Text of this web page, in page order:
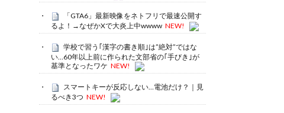
「GTA6」最新映像をネトフリで最速公開す
るよ！→なぜかXで大炎上中wwww NEW!
学校で習う｢漢字の書き順｣は”絶対”ではな
い…60年以上前に作られた文部省の｢手びき｣が
基準となったワケ NEW!
スマートキーが反応しない…電池だけ？｜見
るべき3つ NEW!